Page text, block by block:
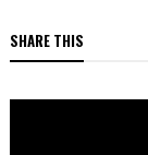
SHARE THIS